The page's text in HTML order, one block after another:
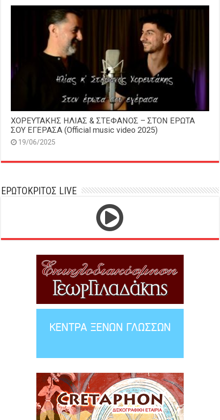
ΧΟΡΕΥΤΑΚΗΣ ΗΛΙΑΣ & ΣΤΕΦΑΝΟΣ – ΣΤΟΝ ΕΡΩΤΑ
ΣΟΥ ΕΓΕΡΑΣΑ (Official music video 2025)
19/06/2025
ΕΡΩΤΟΚΡΙΤΟΣ LIVE